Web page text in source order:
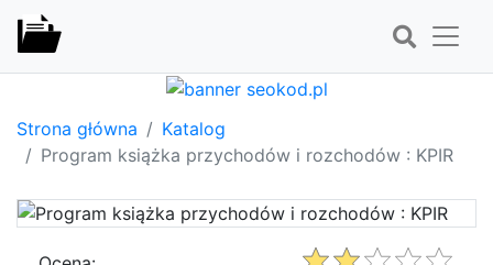
Strona główna
Katalog
Program książka przychodów i rozchodów : KPIR